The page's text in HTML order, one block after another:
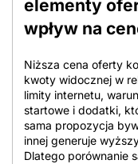
elementy
wpływ na
Niższa cena oferty
kwoty widocznej w
limity internetu,
startowe i dodatki,
sama propozycja
innej generuje
Dlatego porównanie